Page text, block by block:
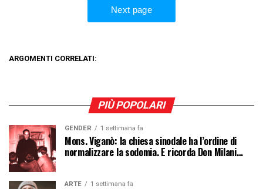
ARGOMENTI CORRELATI:
PIÙ POPOLARI
GENDER 1 settimana fa
Mons. Viganò: la chiesa sinodale ha l’ordine di
normalizzare la sodomia. E ricorda Don Milani…
ARTE 1 settimana fa